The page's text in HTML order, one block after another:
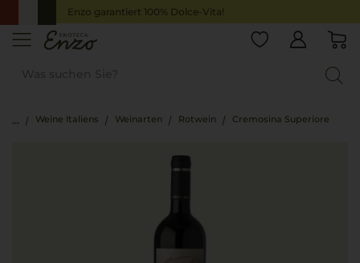
Enzo garantiert 100% Dolce-Vita!
Weine Italiens Weinarten Rotwein Cremosina Superiore